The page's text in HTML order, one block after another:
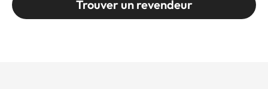
Trouver un revendeur